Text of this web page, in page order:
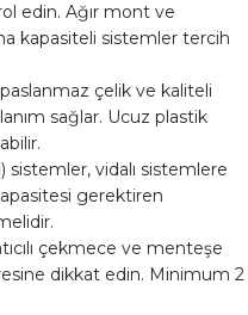
edin. Ağır mont ve
kapasiteli sistemler tercih
çelik ve kaliteli
sağlar. Ucuz plastik
sistemler, vidalı sistemlere
gerektiren
çekmece ve menteşe
dikkat edin. Minimum 2